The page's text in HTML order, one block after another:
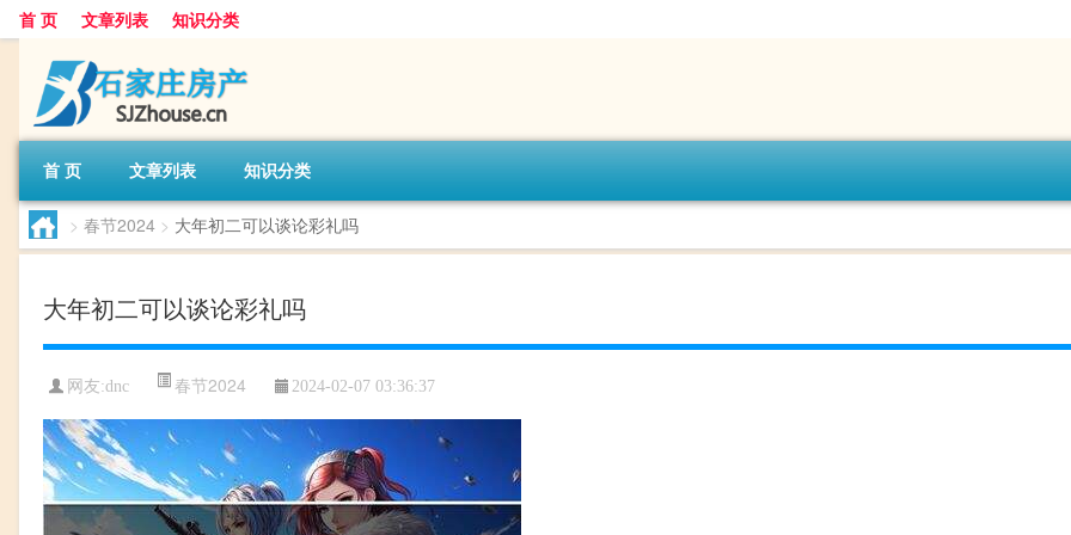
首 页 文章列表 知识分类
首 页 文章列表 知识分类
> 春节2024 > 大年初二可以谈论彩礼吗
大年初二可以谈论彩礼吗
网友:dnc 春节2024 2024-02-07 03:36:37